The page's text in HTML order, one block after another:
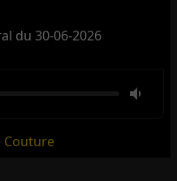
du 30-06-2026
Couture